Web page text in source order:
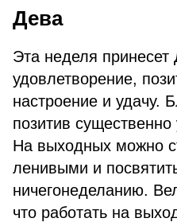
Дева
Эта неделя принесет
удовлетворение,
настроение и удачу.
позитив существенно
На выходных можно
ленивыми и
ничегонеделанию.
что работать на